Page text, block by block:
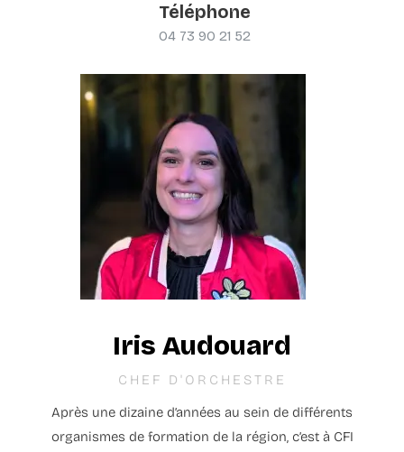
Téléphone
04 73 90 21 52
Iris Audouard
CHEF D'ORCHESTRE
Après une dizaine d’années au sein de différents
organismes de formation de la région, c’est à CFI